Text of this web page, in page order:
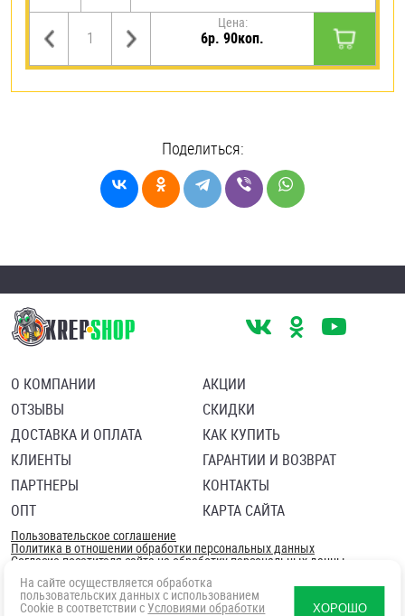
Цена:
6р. 90коп.
Поделиться:
О КОМПАНИИ
ОТЗЫВЫ
ДОСТАВКА И ОПЛАТА
КЛИЕНТЫ
ПАРТНЕРЫ
ОПТ
АКЦИИ
СКИДКИ
КАК КУПИТЬ
ГАРАНТИИ И ВОЗВРАТ
КОНТАКТЫ
КАРТА САЙТА
Пользовательское соглашение
Политика в отношении обработки персональных данных
Согласие посетителя сайта на обработку персональных данны
На сайте осуществляется обработка
пользовательских данных с использованием
Cookie в соответствии с Условиями обработки ХОРОШО